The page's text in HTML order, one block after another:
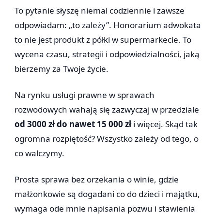
To pytanie słyszę niemal codziennie i zawsze
odpowiadam: „to zależy”. Honorarium adwokata
to nie jest produkt z półki w supermarkecie. To
wycena czasu, strategii i odpowiedzialności, jaką
bierzemy za Twoje życie.
Na rynku usługi prawne w sprawach
rozwodowych wahają się zazwyczaj w przedziale
od 3000 zł do nawet 15 000 złi więcej. Skąd tak
ogromna rozpiętość? Wszystko zależy od tego, o
co walczymy.
Prosta sprawa bez orzekania o winie, gdzie
małżonkowie są dogadani co do dzieci i majątku,
wymaga ode mnie napisania pozwu i stawienia